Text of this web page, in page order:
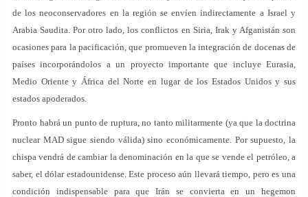
de los neoconservadores en la región se envíen indirectamente a Israel y
Arabia Saudita. Por otro lado, los conflictos en Siria, Irak y Afganistán son
ocasiones para la pacificación, que promueven la integración de docenas de
países incorporándolos a un proyecto importante que incluye Eurasia,
Medio Oriente y África del Norte en lugar de los Estados Unidos y sus
estados apoderados.
Pronto habrá un punto de ruptura, no tanto militarmente (ya que la doctrina
nuclear MAD sigue siendo válida) sino económicamente. Por supuesto, la
chispa vendrá de cambiar la denominación en la que se vende el petróleo, a
saber, el dólar estadounidense. Este proceso aún llevará tiempo, pero es una
condición indispensable para que Irán se convierta en un hegemon